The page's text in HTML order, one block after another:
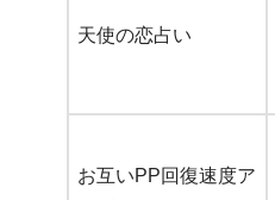
天使の恋占い
お互いPP回復速度ア